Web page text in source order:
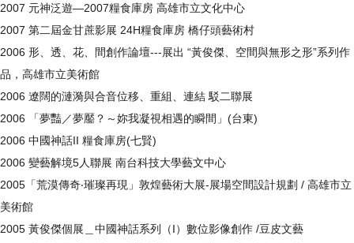
2007 元神泛遊—2007糧食庫房 高雄市立文化中心
2007 第二屆金甘蔗影展 24H糧食庫房 橋仔頭藝術村
2006 形、透、花、間創作論壇---展出 “黃俊傑、空間與無形之形”系列作
品，高雄市立美術館
2006 遼闊的漣漪與合音位移、重組、連結 駁二聯展
2006 「夢豔／夢靨？～妳我凝視相遇的瞬間」(台東)
2006 中國神話II 糧食庫房(七賢)
2006 變藝解境5人聯展 南台科技大學藝文中心
2005「荒漠傳奇‧璀璨再現」敦煌藝術大展-展場空間設計規劃 / 高雄市立
美術館
2005 黃俊傑個展＿中國神話系列（I）數位影像創作 /豆皮文藝